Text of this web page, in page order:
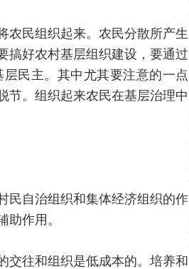
农民组织起来。农民分散所产生
搞好农村基层组织建设，要通过
民主。其中尤其要注意的一点
节。组织起来农民在基层治理中
民自治组织和集体经济组织的作
作用。
交往和组织是低成本的。培养和